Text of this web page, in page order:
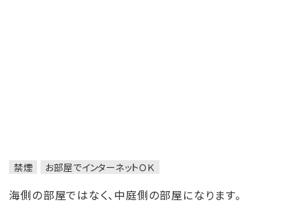
禁煙 お部屋でインターネットＯＫ
海側の部屋ではなく、中庭側の部屋になります。